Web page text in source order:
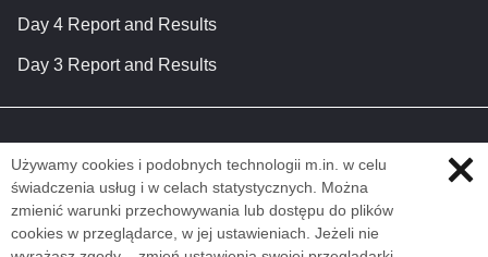
Day 4 Report and Results
Day 3 Report and Results
Używamy cookies i podobnych technologii m.in. w celu
świadczenia usług i w celach statystycznych. Można
zmienić warunki przechowywania lub dostępu do plików
cookies w przeglądarce, w jej ustawieniach. Jeżeli nie